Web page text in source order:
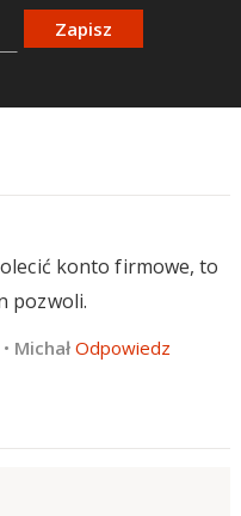
Zapisz
konto firmowe, to
pozwoli.
• Michał Odpowiedz